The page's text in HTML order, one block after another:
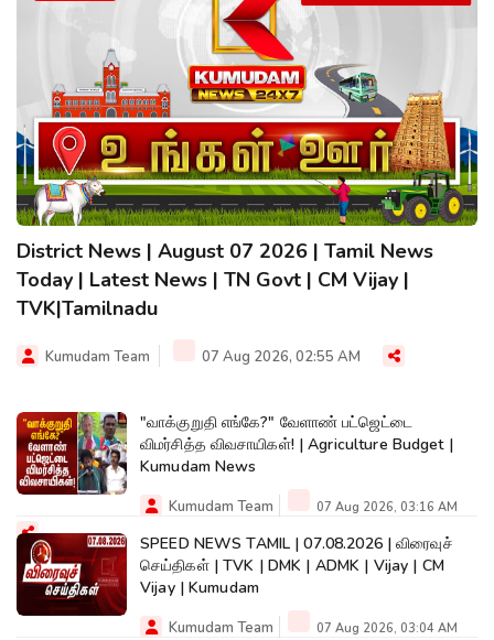
District News | August 07 2026 | Tamil News
Today | Latest News | TN Govt | CM Vijay |
TVK|Tamilnadu
Kumudam Team 07 Aug 2026, 02:55 AM
"வாக்குறுதி எங்கே?" வேளாண் பட்ஜெட்டை
விமர்சித்த விவசாயிகள்! | Agriculture Budget |
Kumudam News
Kumudam Team 07 Aug 2026, 03:16 AM
SPEED NEWS TAMIL | 07.08.2026 | விரைவுச்
செய்திகள் | TVK | DMK | ADMK | Vijay | CM
Vijay | Kumudam
Kumudam Team 07 Aug 2026, 03:04 AM